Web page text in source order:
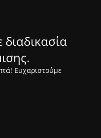
Ευχαριστούμε